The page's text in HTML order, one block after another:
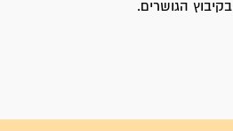
בקיבוץ הגושרים.